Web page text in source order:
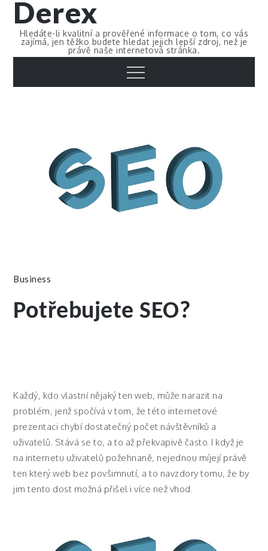
Skip
content
Derex
Hledáte-li kvalitní a prověřené informace o tom, co vás
zajímá, jen těžko budete hledat jejich lepší zdroj, než je
právě naše internetová stránka.
Menu
Business
Potřebujete SEO?
Každý, kdo vlastní nějaký ten web, může narazit na
problém, jenž spočívá v tom, že této internetové
prezentaci chybí dostatečný počet návštěvníků a
uživatelů. Stává se to, a to až překvapivě často. I když je
na internetu uživatelů požehnaně, nejednou míjejí právě
ten který web bez povšimnutí, a to navzdory tomu, že by
jim tento dost možná přišel i více než vhod.